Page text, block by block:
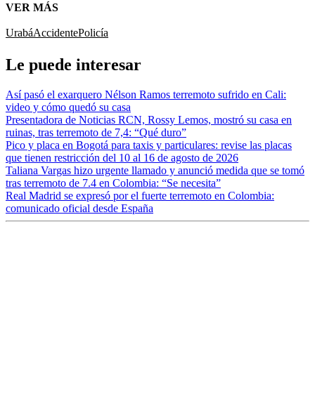
VER MÁS
UrabáAccidentePolicía
Le puede interesar
Así pasó el exarquero Nélson Ramos terremoto sufrido en Cali:
video y cómo quedó su casa
Presentadora de Noticias RCN, Rossy Lemos, mostró su casa en
ruinas, tras terremoto de 7,4: “Qué duro”
Pico y placa en Bogotá para taxis y particulares: revise las placas
que tienen restricción del 10 al 16 de agosto de 2026
Taliana Vargas hizo urgente llamado y anunció medida que se tomó
tras terremoto de 7.4 en Colombia: “Se necesita”
Real Madrid se expresó por el fuerte terremoto en Colombia:
comunicado oficial desde España